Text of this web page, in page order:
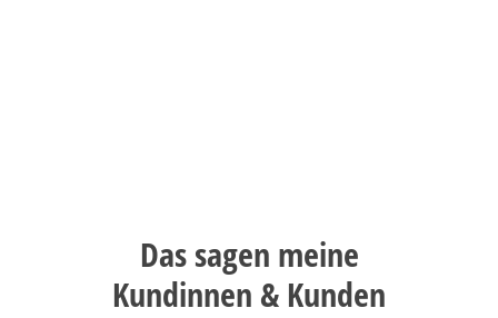
Das sagen meine
Kundinnen & Kunden